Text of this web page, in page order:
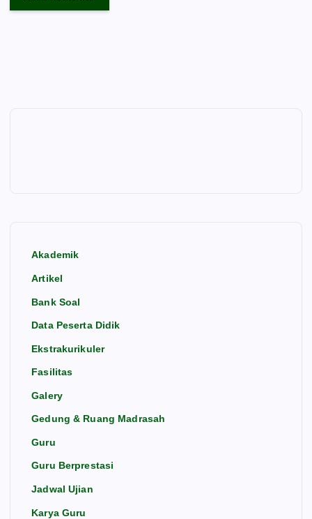
Akademik
Artikel
Bank Soal
Data Peserta Didik
Ekstrakurikuler
Fasilitas
Galery
Gedung & Ruang Madrasah
Guru
Guru Berprestasi
Jadwal Ujian
Karya Guru